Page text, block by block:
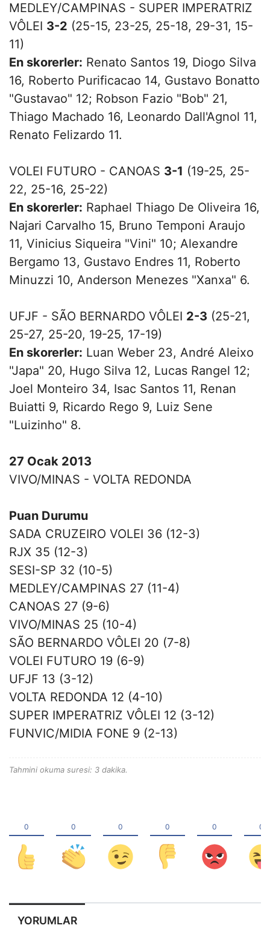
MEDLEY/CAMPINAS - SUPER IMPERATRIZ
VÔLEI 3-2 (25-15, 23-25, 25-18, 29-31, 15-
11)
En skorerler: Renato Santos 19, Diogo Silva
16, Roberto Purificacao 14, Gustavo Bonatto
"Gustavao" 12; Robson Fazio "Bob" 21,
Thiago Machado 16, Leonardo Dall'Agnol 11,
Renato Felizardo 11.
VOLEI FUTURO - CANOAS 3-1 (19-25, 25-
22, 25-16, 25-22)
En skorerler: Raphael Thiago De Oliveira 16,
Najari Carvalho 15, Bruno Temponi Araujo
11, Vinicius Siqueira "Vini" 10; Alexandre
Bergamo 13, Gustavo Endres 11, Roberto
Minuzzi 10, Anderson Menezes "Xanxa" 6.
UFJF - SÃO BERNARDO VÔLEI 2-3 (25-21,
25-27, 25-20, 19-25, 17-19)
En skorerler: Luan Weber 23, André Aleixo
"Japa" 20, Hugo Silva 12, Lucas Rangel 12;
Joel Monteiro 34, Isac Santos 11, Renan
Buiatti 9, Ricardo Rego 9, Luiz Sene
"Luizinho" 8.
27 Ocak 2013
VIVO/MINAS - VOLTA REDONDA
Puan Durumu
SADA CRUZEIRO VOLEI 36 (12-3)
RJX 35 (12-3)
SESI-SP 32 (10-5)
MEDLEY/CAMPINAS 27 (11-4)
CANOAS 27 (9-6)
VIVO/MINAS 25 (10-4)
SÃO BERNARDO VÔLEI 20 (7-8)
VOLEI FUTURO 19 (6-9)
UFJF 13 (3-12)
VOLTA REDONDA 12 (4-10)
SUPER IMPERATRIZ VÔLEI 12 (3-12)
FUNVIC/MIDIA FONE 9 (2-13)
Tahmini okuma suresi: 3 dakika.
YORUMLAR